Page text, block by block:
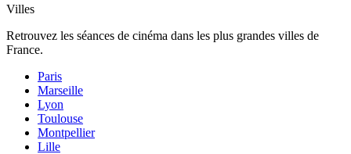
Villes
Retrouvez les séances de cinéma dans les plus grandes villes de
France.
Paris
Marseille
Lyon
Toulouse
Montpellier
Lille